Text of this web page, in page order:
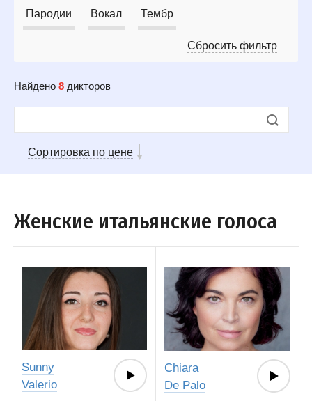
Пародии Вокал Тембр
Сбросить фильтр
Найдено 8 дикторов
Сортировка по цене
Женские итальянские голоса
Sunny
Valerio
Chiara
De Palo